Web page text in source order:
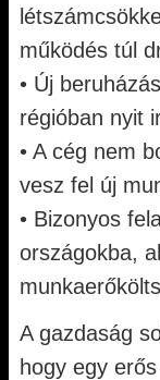
működés túl
• Új
régióban nyit
• A cég nem
vesz fel új
• Bizonyos
országokba,
A gazdaság
hogy egy